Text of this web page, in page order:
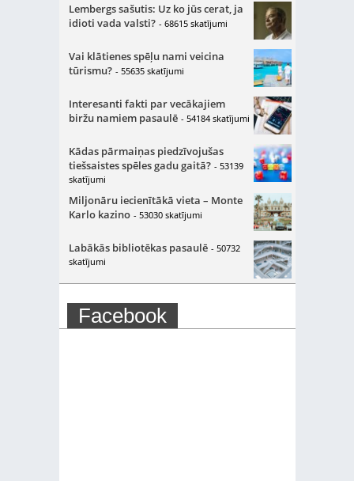
Lembergs sašutis: Uz ko jūs cerat, ja
idioti vada valsti? - 68615 skatījumi
Vai klātienes spēļu nami veicina
tūrismu? - 55635 skatījumi
Interesanti fakti par vecākajiem
biržu namiem pasaulē - 54184 skatījumi
Kādas pārmaiņas piedzīvojušas
tiešsaistes spēles gadu gaitā? - 53139
skatījumi
Miljonāru iecienītākā vieta – Monte
Karlo kazino - 53030 skatījumi
Labākās bibliotēkas pasaulē - 50732
skatījumi
Facebook